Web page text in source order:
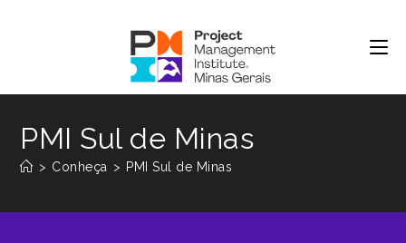
PMI Sul de Minas
> Conheça > PMI Sul de Minas